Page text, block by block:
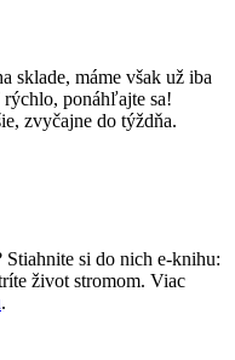
sklade, máme však už iba
ponáhľajte sa!
zvyčajne do týždňa.
si do nich e-knihu:
život stromom. Viac
.